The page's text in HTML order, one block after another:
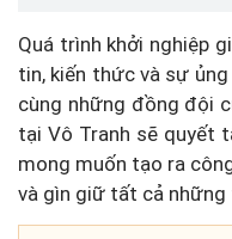
Quá trình khởi nghiệp
tin, kiến thức và sự
cùng những đồng đội
tại Vô Tranh sẽ quyết
mong muốn tạo ra
và gìn giữ tất cả